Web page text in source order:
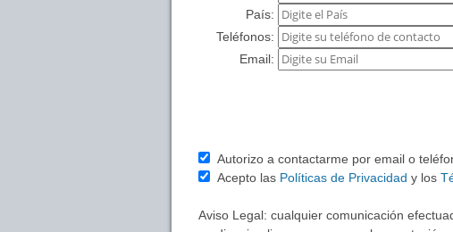
País:
Teléfonos:
Email:
Autorizo a contactarme por email o
Acepto las Políticas de Privacidad y los
Aviso Legal: cualquier comunicación